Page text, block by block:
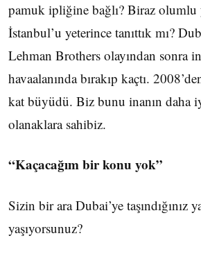
pamuk ipliğine bağlı? Biraz olumlu
İstanbul’u yeterince tanıttık mı?
Lehman Brothers olayından sonra
havaalanında bırakıp kaçtı.
kat büyüdü. Biz bunu inanın daha
olanaklara sahibiz.
“Kaçacağım bir konu yok”
Sizin bir ara Dubai’ye taşındığınız
yaşıyorsunuz?